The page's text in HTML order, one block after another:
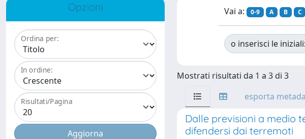
Opzioni
Ordina per:
In ordine:
Risultati/Pagina
Vai a: 0-9 A B C
o inserisci le iniziali:
Mostrati risultati da 1 a 3 di 3
esporta
Dalle previsioni a medio
difendersi dai terremoti